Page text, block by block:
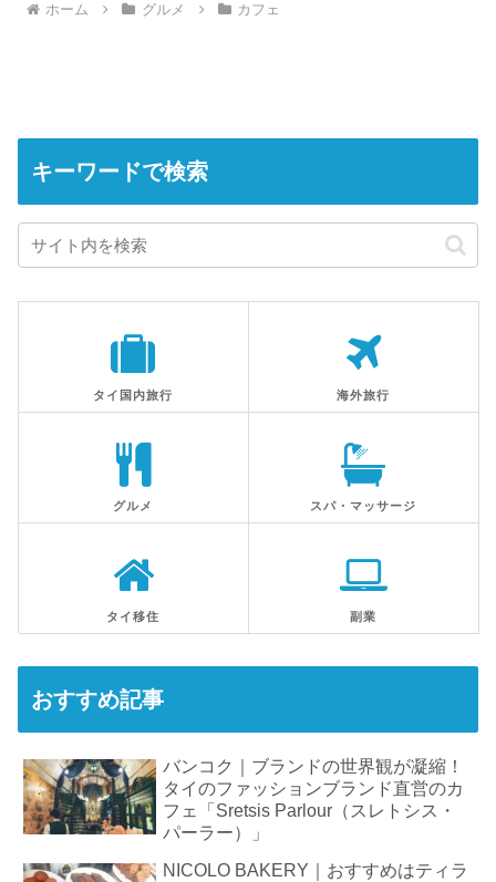
ホーム グルメ カフェ
キーワードで検索
タイ国内旅行 海外旅行
グルメ スパ・マッサージ
タイ移住 副業
おすすめ記事
バンコク｜ブランドの世界観が凝縮！
タイのファッションブランド直営のカ
フェ「Sretsis Parlour（スレトシス・
パーラー）」
NICOLO BAKERY｜おすすめはティラ